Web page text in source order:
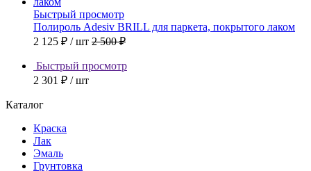
Быстрый просмотр
Полироль Adesiv BRILL для паркета, покрытого лаком
2 125 ₽ / шт 2 500 ₽
Быстрый просмотр
2 301 ₽ / шт
Каталог
Краска
Лак
Эмаль
Грунтовка